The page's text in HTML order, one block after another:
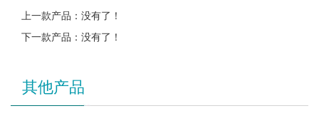
上一款产品：没有了！
下一款产品：没有了！
其他产品